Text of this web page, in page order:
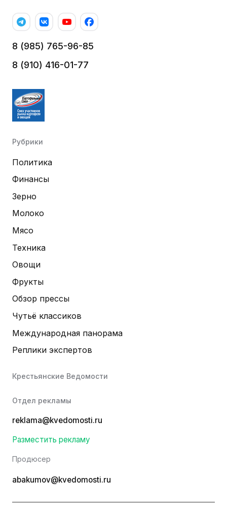
8 (985) 765-96-85
8 (910) 416-01-77
Рубрики
Политика
Финансы
Зерно
Молоко
Мясо
Техника
Овощи
Фрукты
Обзор прессы
Чутьё классиков
Международная панорама
Реплики экспертов
Крестьянские Ведомости
Отдел рекламы
reklama@kvedomosti.ru
Разместить рекламу
Продюсер
abakumov@kvedomosti.ru